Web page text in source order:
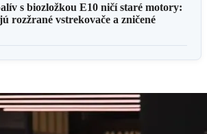
s biozložkou E10 ničí staré motory:
rozžrané vstrekovače a zničené